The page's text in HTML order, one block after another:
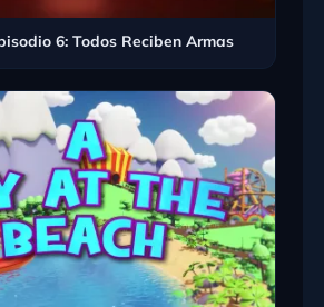
6: Todos Reciben Armas